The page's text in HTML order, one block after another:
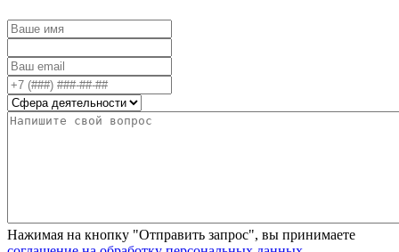
Нажимая на кнопку "Отправить запрос", вы принимаете